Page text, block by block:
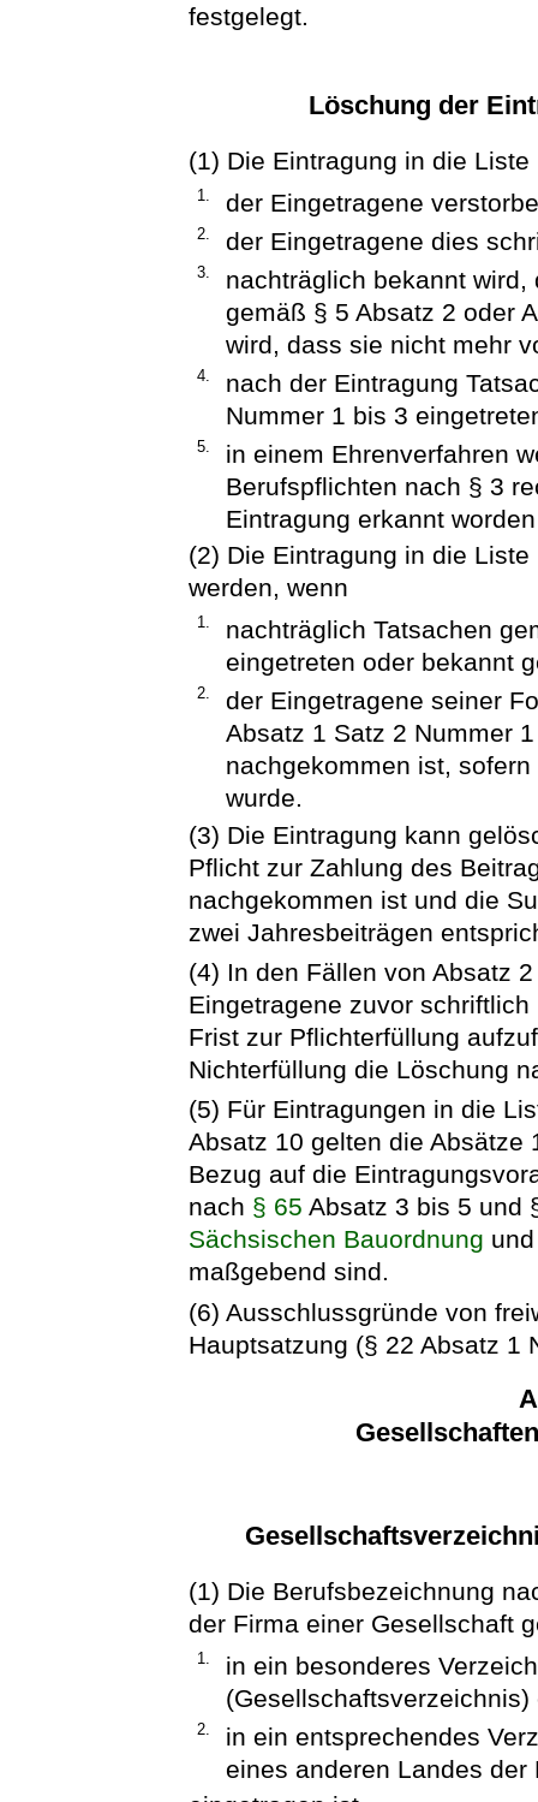
festgelegt.
Löschung der
(1) Die Eintragung in die
1. der Eingetragene
2. der Eingetragene dies
3.
nachträglich bekannt
gemäß § 5 Absatz 2 oder
wird, dass sie nicht mehr
4.
nach der Eintragung
Nummer 1 bis 3
5.
in einem Ehrenverfahren
Berufspflichten nach § 3
Eintragung erkannt
(2) Die Eintragung in die
werden, wenn
1.
nachträglich Tatsachen
eingetreten oder bekannt
2.
der Eingetragene seiner
Absatz 1 Satz 2 Nummer
nachgekommen ist,
wurde.
(3) Die Eintragung kann
Pflicht zur Zahlung des
nachgekommen ist und die
zwei Jahresbeiträgen
(4) In den Fällen von Absatz
Eingetragene zuvor
Frist zur Pflichterfüllung
Nichterfüllung die Löschung
(5) Für Eintragungen in die
Absatz 10 gelten die Absätze
Bezug auf die
nach § 65 Absatz 3 bis 5 und
Sächsischen Bauordnung
maßgebend sind.
(6) Ausschlussgründe von
Hauptsatzung (§ 22 Absatz 1
(1) Die Berufsbezeichnung
der Firma einer Gesellschaft
1.
in ein besonderes
(Gesellschaftsverzeichnis)
2.
in ein entsprechendes
eines anderen Landes